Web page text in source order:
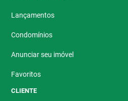
Lançamentos
Condomínios
Anunciar seu imóvel
Favoritos
CLIENTE